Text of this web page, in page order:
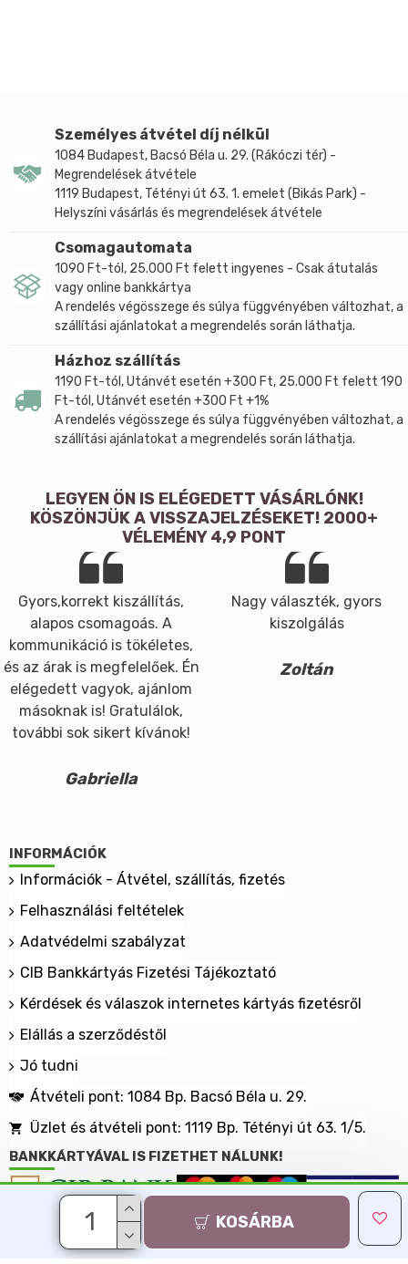
KOSÁRBA
meghozza a várt eredményt. Elégedett fogyasztóink
tapasztalata szerint, a havi kúra után akár 3-4 kilóval
is kevesebb lehet. A Csala Varázs tea hatása *
Fokozza az emésztőrendszer kiürülését, garantált a
rendszeres, jó állagú széklet. * Görcsoldó, puffadás
vizelethajtó. * Immunstimuláló, növeli a szervezet
betegségekkel szembeni ellenálló képességét. * A
méregtelenítés hatására tisztul a bélrendszer, a bőr
és a haj megszépül, bizonyos izületi betegségek
elillan.
Személyes átvétel díj nélkül
1084 Budapest, Bacsó Béla u. 29. (Rákóczi tér) -
Megrendelések átvétele
1119 Budapest, Tétényi út 63. 1. emelet (Bikás Park) -
Helyszíni vásárlás és megrendelések átvétele
Csomagautomata
1090 Ft-tól, 25.000 Ft felett ingyenes - Csak átutalás
vagy online bankkártya
A rendelés végösszege és súlya függvényében változhat, a
szállítási ajánlatokat a megrendelés során láthatja.
Házhoz szállítás
1190 Ft-tól, Utánvét esetén +300 Ft, 25.000 Ft felett 190
Ft-tól, Utánvét esetén +300 Ft +1%
A rendelés végösszege és súlya függvényében változhat, a
szállítási ajánlatokat a megrendelés során láthatja.
LEGYEN ÖN IS ELÉGEDETT VÁSÁRLÓNK!
KÖSZÖNJÜK A VISSZAJELZÉSEKET! 2000+
VÉLEMÉNY 4,9 PONT
Gyors,korrekt kiszállítás,
alapos csomagoás. A
kommunikáció is tökéletes,
és az árak is megfelelőek. Én
elégedett vagyok, ajánlom
másoknak is! Gratulálok,
további sok sikert kívánok!
Gabriella
Nagy választék, gyors
kiszolgálás
Zoltán
INFORMÁCIÓK
Információk - Átvétel, szállítás, fizetés
Felhasználási feltételek
Adatvédelmi szabályzat
CIB Bankkártyás Fizetési Tájékoztató
Kérdések és válaszok internetes kártyás fizetésről
Elállás a szerződéstől
Jó tudni
Átvételi pont: 1084 Bp. Bacsó Béla u. 29.
Üzlet és átvételi pont: 1119 Bp. Tétényi út 63. 1/5.
BANKKÁRTYÁVAL IS FIZETHET NÁLUNK!
Minden jog fenntartva, MaxShopping Kft. 2013-2026
Árukereső.hu